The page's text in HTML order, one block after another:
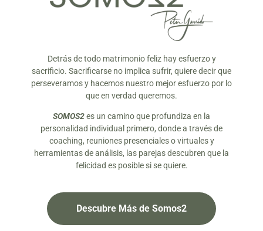
Detrás de todo matrimonio feliz hay esfuerzo y
sacrificio. Sacrificarse no implica sufrir, quiere decir que
perseveramos y hacemos nuestro mejor esfuerzo por lo
que en verdad queremos.
SOMOS2es un camino que profundiza en la
personalidad individual primero, donde a través de
coaching, reuniones presenciales o virtuales y
herramientas de análisis, las parejas descubren que la
felicidad es posible si se quiere.
Descubre Más de Somos2